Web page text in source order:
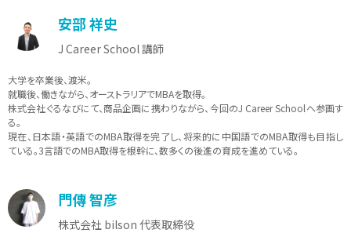
安部 祥史
J Career School 講師
大学を卒業後、渡米。
就職後、働きながら、オーストラリアでMBAを取得。
株式会社ぐるなびにて、商品企画に携わりながら、今回のJ Career Schoolへ参画す
る。
現在、日本語・英語でのMBA取得を完了し、将来的に中国語でのMBA取得も目指し
ている。3言語でのMBA取得を根幹に、数多くの後進の育成を進めている。
門傳 智彦
株式会社 bilson 代表取締役